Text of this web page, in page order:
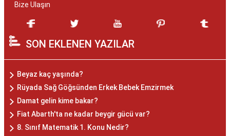
Bize Ulaşın
SON EKLENEN YAZILAR
Beyaz kaç yaşında?
Rüyada Sağ Göğsünden Erkek Bebek Emzirmek
Damat gelin kime bakar?
Fiat Abarth'ta ne kadar beygir gücü var?
8. Sınıf Matematik 1. Konu Nedir?